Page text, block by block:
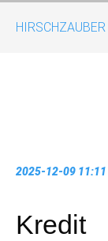
HIRSCHZAUBER
2025-12-09 11:11
Kredit